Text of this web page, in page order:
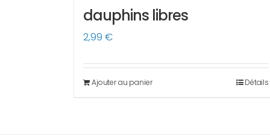
dauphins libres
2,99€
Ajouter au panier Détails